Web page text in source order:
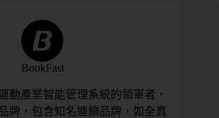
BookFast
動產業智能管理系統的領軍者，
牌，包含知名連鎖品牌，如全真